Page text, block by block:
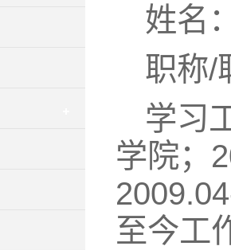
姓名
职称/
学习
学院；
至今工